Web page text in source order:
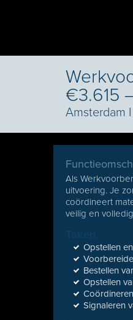
€3.615
Amsterdam I
Als
uitvoering. Je
coördineert
veilig en
Opstellen
Bestellen
Opstellen
Signaleren